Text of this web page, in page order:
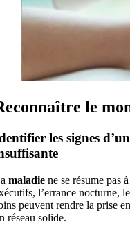
le
les signes
maladiene se résume pas
l’errance nocturne,
peuvent rendre la prise
réseau solide.